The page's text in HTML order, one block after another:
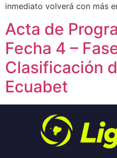
inmediato volverá con más
Acta de
Fecha 4 –
Clasificación
Ecuabet